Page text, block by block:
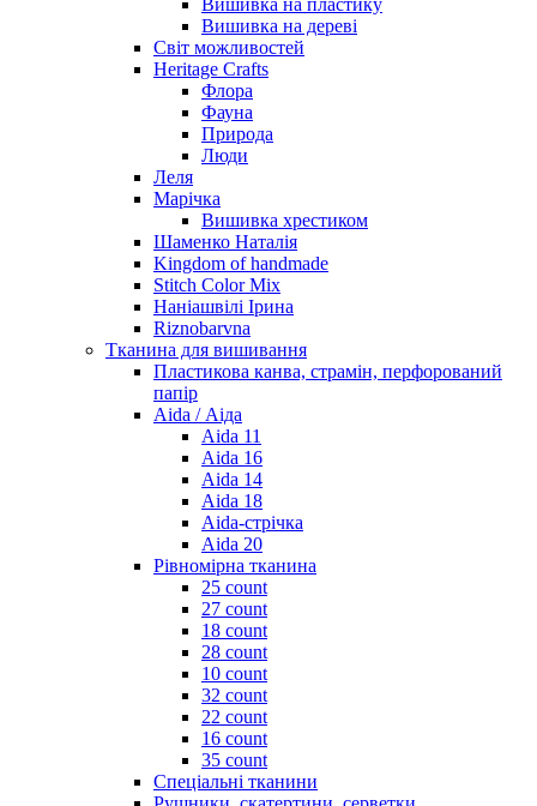
Вишивка на дереві
Світ можливостей
Heritage Crafts
Флора
Фауна
Природа
Люди
Леля
Марічка
Вишивка хрестиком
Шаменко Наталія
Kingdom of handmade
Stitch Color Mix
Наніашвілі Ірина
Riznobarvna
Тканина для вишивання
Пластикова канва, страмін, перфорований
папір
Aida / Аіда
Aida 11
Aida 16
Aida 14
Aida 18
Aida-стрічка
Aida 20
Рівномірна тканина
25 count
27 count
18 count
28 count
10 count
32 count
22 count
16 count
35 count
Спеціальні тканини